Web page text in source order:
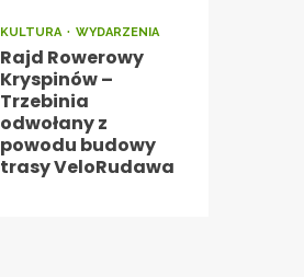
KULTURA WYDARZENIA
Rajd Rowerowy
Kryspinów –
Trzebinia
odwołany z
powodu budowy
trasy VeloRudawa